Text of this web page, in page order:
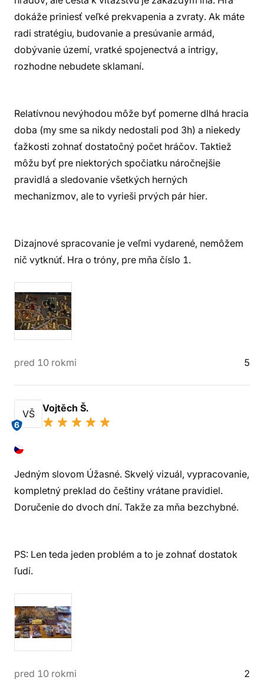
dokáže priniesť veľké prekvapenia a zvraty. Ak máte
radi stratégiu, budovanie a presúvanie armád,
dobývanie území, vratké spojenectvá a intrigy,
rozhodne nebudete sklamaní.
Relatívnou nevýhodou môže byť pomerne dlhá hracia
doba (my sme sa nikdy nedostali pod 3h) a niekedy
ťažkosti zohnať dostatočný počet hráčov. Taktiež
môžu byť pre niektorých spočiatku náročnejšie
pravidlá a sledovanie všetkých herných
mechanizmov, ale to vyrieši prvých pár hier.
Dizajnové spracovanie je veľmi vydarené, nemôžem
nič vytknúť. Hra o tróny, pre mňa číslo 1.
pred 10 rokmi 5
VŠ
6
Vojtěch Š.
Jedným slovom Úžasné. Skvelý vizuál, vypracovanie,
kompletný preklad do češtiny vrátane pravidiel.
Doručenie do dvoch dní. Takže za mňa bezchybné.
PS: Len teda jeden problém a to je zohnať dostatok
ľudí.
pred 10 rokmi 2